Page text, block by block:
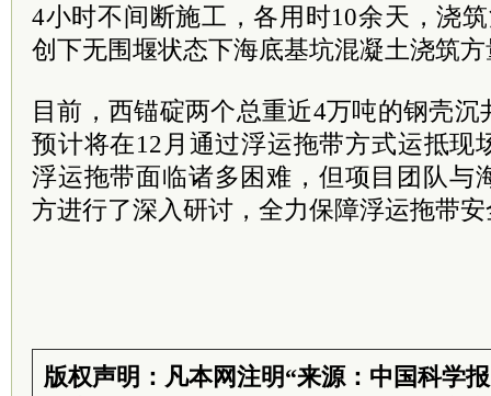
4小时不间断施工，各用时10余天，浇
创下无围堰状态下海底基坑混凝土浇筑方
目前，西锚碇两个总重近4万吨的钢壳
预计将在12月通过浮运拖带方式运抵现
浮运拖带面临诸多困难，但项目团队与
方进行了深入研讨，全力保障浮运拖带
版权声明：凡本网注明“来源：中国科学